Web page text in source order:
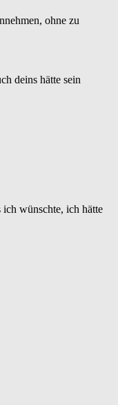
ohne zu
deins hätte sein
ich wünschte, ich hätte